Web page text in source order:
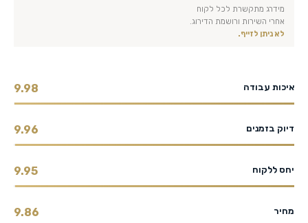
מידרג מתקשרת לכל לקוח
אחרי השירות ורושמת הדירוג.
לא ניתן לזייף.
איכות עבודה 9.98
דיוק בזמנים 9.96
יחס ללקוח 9.95
מחיר 9.86